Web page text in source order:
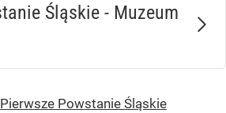
Śląskie - Muzeum
Pierwsze Powstanie Śląskie